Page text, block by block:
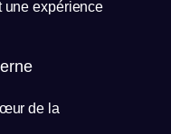
une expérience
de la